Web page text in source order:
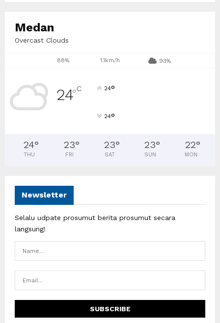
Medan
Overcast Clouds
88% 1.1km/h 93%
24°C 24°
24°
24°
THU
23°
FRI
23°
SAT
23°
SUN
22°
MON
Newsletter
Selalu udpate prosumut berita prosumut secara
langsung!